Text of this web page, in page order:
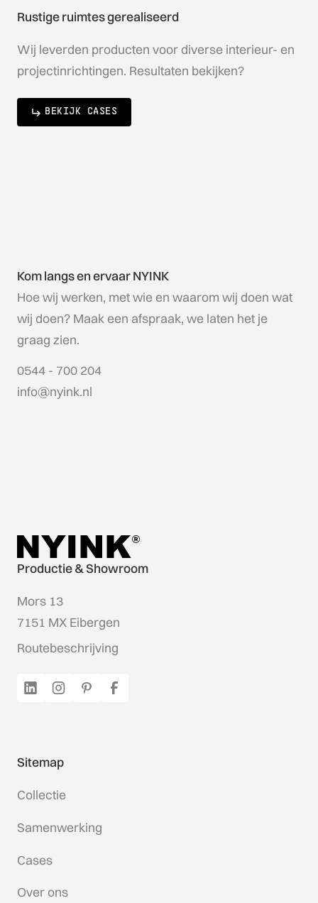
Rustige ruimtes gerealiseerd
Wij leverden producten voor diverse interieur- en
projectinrichtingen. Resultaten bekijken?
BEKIJK CASES
Kom langs en ervaar NYINK
Hoe wij werken, met wie en waarom wij doen wat
wij doen? Maak een afspraak, we laten het je
graag zien.
0544 - 700 204
info@nyink.nl
Productie & Showroom
Mors 13
7151 MX Eibergen
Routebeschrijving
Sitemap
Collectie
Samenwerking
Cases
Over ons